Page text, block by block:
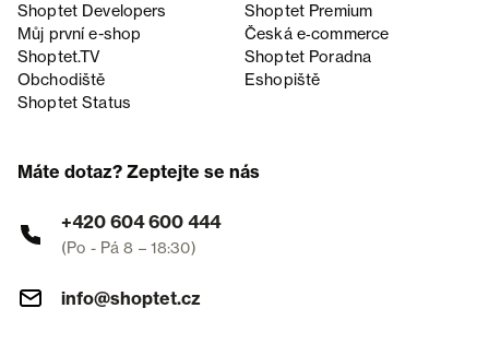
Shoptet Developers
Shoptet Premium
Můj první e-shop
Česká e‑commerce
Shoptet.TV
Shoptet Poradna
Obchodiště
Eshopiště
Shoptet Status
Máte dotaz? Zeptejte se nás
+420 604 600 444
(Po - Pá 8 – 18:30)
info@shoptet.cz